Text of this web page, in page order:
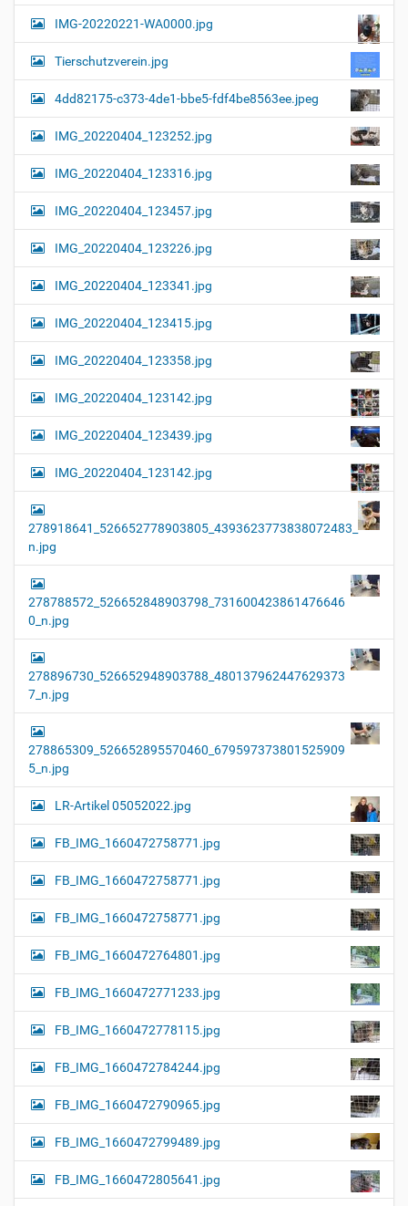
i
l
r
e
…
i
g
a
t
i
o
n
IMG-20220221-WA0000.jpg
Tierschutzverein.jpg
4dd82175-c373-4de1-bbe5-fdf4be8563ee.jpeg
IMG_20220404_123252.jpg
IMG_20220404_123316.jpg
IMG_20220404_123457.jpg
IMG_20220404_123226.jpg
IMG_20220404_123341.jpg
IMG_20220404_123415.jpg
IMG_20220404_123358.jpg
IMG_20220404_123142.jpg
IMG_20220404_123439.jpg
IMG_20220404_123142.jpg
278918641_526652778903805_4393623773838072483_
n.jpg
278788572_526652848903798_731600423861476646
0_n.jpg
278896730_526652948903788_480137962447629373
7_n.jpg
278865309_526652895570460_679597373801525909
5_n.jpg
LR-Artikel 05052022.jpg
FB_IMG_1660472758771.jpg
FB_IMG_1660472758771.jpg
FB_IMG_1660472758771.jpg
FB_IMG_1660472764801.jpg
FB_IMG_1660472771233.jpg
FB_IMG_1660472778115.jpg
FB_IMG_1660472784244.jpg
FB_IMG_1660472790965.jpg
FB_IMG_1660472799489.jpg
FB_IMG_1660472805641.jpg